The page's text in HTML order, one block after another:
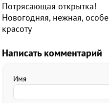
Потрясающая открытка!
Новогодняя, нежная,
красоту
Написать комментарий
Имя